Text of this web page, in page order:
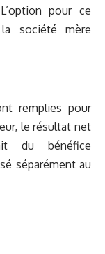
pour ce
société mère
remplies pour
le résultat net
du bénéfice
séparément au